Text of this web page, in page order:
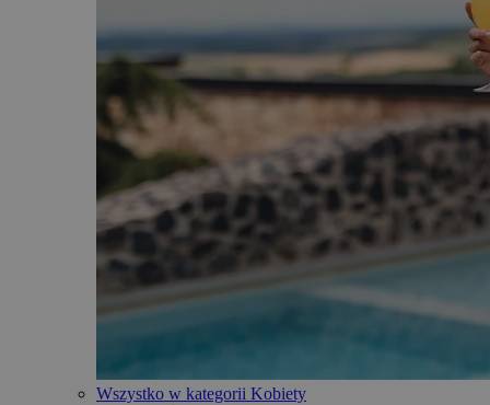
Wszystko w kategorii Kobiety